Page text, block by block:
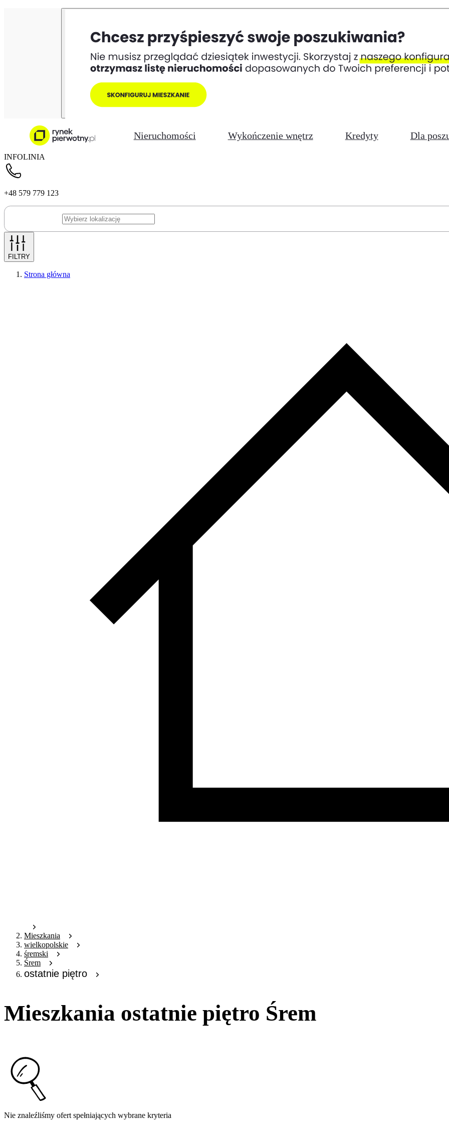
Nieruchomości Wykończenie wnętrz Kredyty Dla
INFOLINIA
+48 579 779 123
FILTRY
Strona główna
Mieszkania
wielkopolskie
śremski
Śrem
ostatnie piętro
Mieszkania ostatnie piętro Śrem
Nie znaleźliśmy ofert spełniających wybrane kryteria